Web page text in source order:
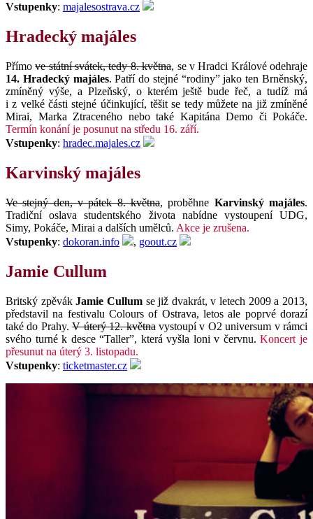
Vstupenky: majalesostrava.cz
Hradecký majáles
Přímove státní svátek, tedy 8. května, se v Hradci Králové odehraje
14. Hradecký majáles. Patří do stejné “rodiny” jako ten Brněnský,
zmíněný výše, a Plzeňský, o kterém ještě bude řeč, a tudíž má
i z velké části stejné účinkující, těšit se tedy můžete na již zmíněné
Mirai, Marka Ztraceného nebo také Kapitána Demo či Pokáče.
Termín konání je posunut na středu 16. září.
Vstupenky: hradec.majales.cz
Karvinský majáles
Ve stejný den, v pátek 8. května, proběhne Karvinský majáles.
Tradiční oslava studentského života nabídne vystoupení UDG,
Simy, Pokáče, Mirai a dalších umělců. Akce je zrušena.
Vstupenky: dokoran.info , goout.cz
Jamie Cullum
Britský zpěvákJamie Cullumse již dvakrát, v letech 2009 a 2013,
představil na festivalu Colours of Ostrava, letos ale poprvé dorazí
také do Prahy.V úterý 12. květnavystoupí v O2 universum v rámci
svého turné k desce “Taller”, která vyšla loni v červnu.Koncert je
přesunut na úterý 3. listopadu.
Vstupenky: ticketmaster.cz